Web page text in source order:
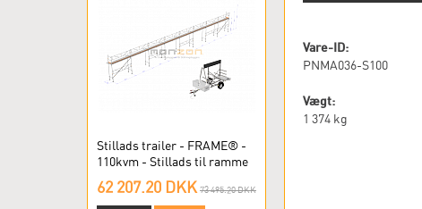
Stillads trailer - FRAME® -
110kvm - Stillads til ramme
62 207.20 DKK 73 495.20 DKK
Vare-ID:
PNMA036-S100
Vægt:
1 374 kg